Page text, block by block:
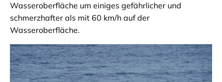
Wasseroberfläche um einiges gefährlicher und
schmerzhafter als mit 60 km/h auf der
Wasseroberfläche.